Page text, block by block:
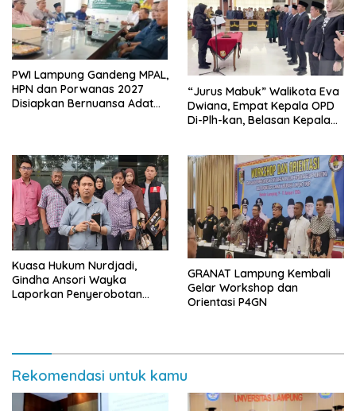
PWI Lampung Gandeng MPAL,
HPN dan Porwanas 2027
Disiapkan Bernuansa Adat
“Jurus Mabuk” Walikota Eva
Dwiana, Empat Kepala OPD
Di-Plh-kan, Belasan Kepala
Kuasa Hukum Nurdjadi,
Gindha Ansori Wayka
Laporkan Penyerobotan
GRANAT Lampung Kembali
Gelar Workshop dan
Orientasi P4GN
Rekomendasi untuk kamu